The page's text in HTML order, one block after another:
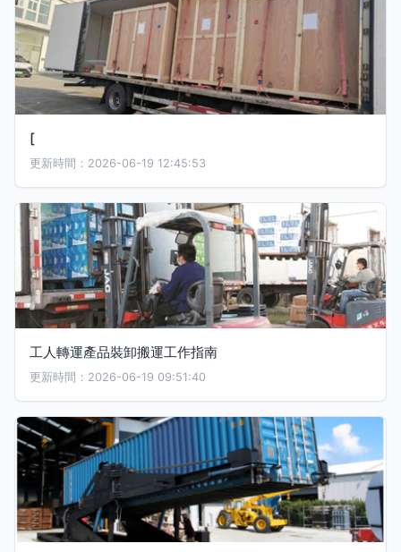
[
更新時間：2026-06-19 12:45:53
工人轉運產品裝卸搬運工作指南
更新時間：2026-06-19 09:51:40